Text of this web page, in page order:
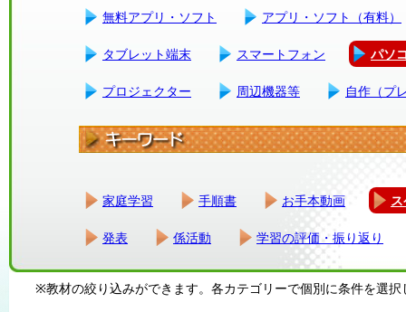
無料アプリ・ソフト アプリ・ソフト（有料）
タブレット端末 スマートフォン パソ
プロジェクター 周辺機器等 自作（プ
家庭学習 手順書 お手本動画
発表 係活動 学習の評価・振り返り
※教材の絞り込みができます。各カテゴリーで個別に条件を選択